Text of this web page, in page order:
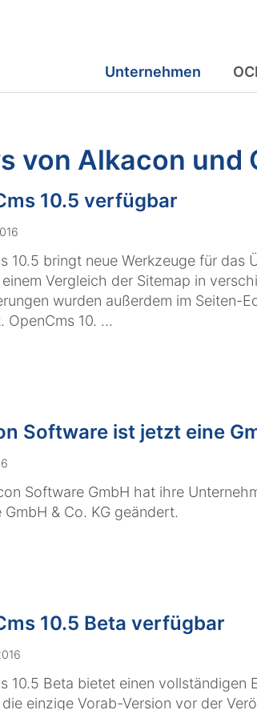
Unternehmen
von Alkacon und
10.5 verfügbar
10.5 bringt neue Werkzeuge für das
Vergleich der Sitemap in
wurden außerdem im Seiten-
OpenCms 10. ...
Software ist jetzt eine
Software GmbH hat ihre
GmbH & Co. KG geändert.
10.5 Beta verfügbar
10.5 Beta bietet einen vollständigen
einzige Vorab-Version vor der